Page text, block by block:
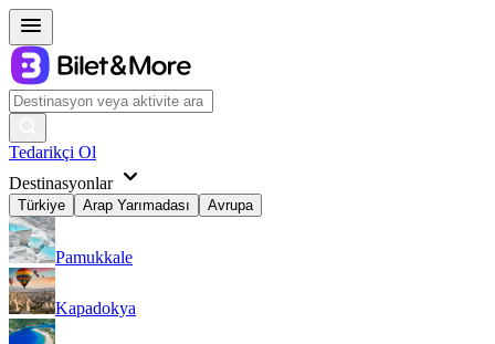
Tedarikçi Ol
Destinasyonlar
Türkiye Arap Yarımadası Avrupa
Pamukkale
Kapadokya